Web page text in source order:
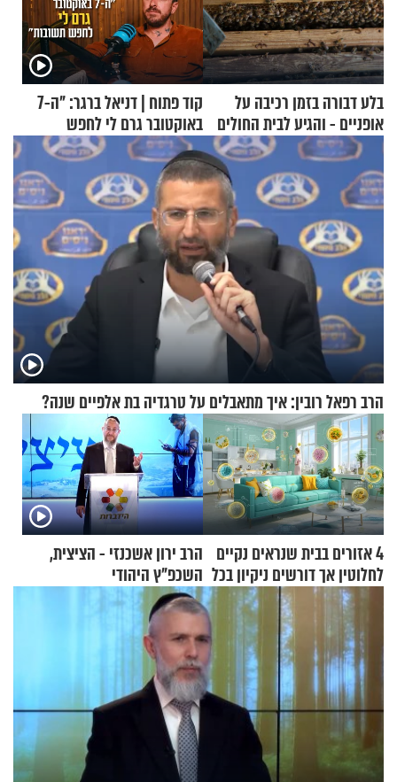
בלע דבורה בזמן רכיבה על
אופניים - והגיע לבית החולים
במצב מסכן חיים
קוד פתוח | דניאל ברגר: "ה-7
באוקטובר גרם לי לחפש
תשובות"
הרב רפאל רובין: איך מתאבלים על טרגדיה בת אלפיים שנה?
4 אזורים בבית שנראים נקיים
לחלוטין אך דורשים ניקיון בכל
סוף שבוע
הרב ירון אשכנזי - הציצית,
השכפ"ץ היהודי